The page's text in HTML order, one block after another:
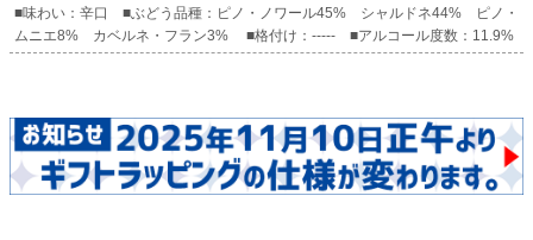
■味わい：辛口 ■ぶどう品種：ピノ・ノワール45% シャルドネ44% ピノ・
ムニエ8% カベルネ・フラン3% ■格付け：----- ■アルコール度数：11.9%